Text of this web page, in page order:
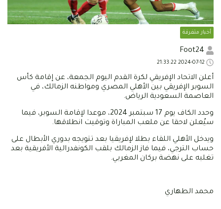
أخبار متفرقة
أعلن الاتحاد الإفريقي لكرة القدم اليوم الجمعة، عن إقامة كأس
السوبر الإفريقي بين الأهلي المصري ومواطنه الزمالك، في
العاصمة السعودية الرياض.
وحدد الكاف يوم 17 سبتمبر 2024، موعدا لإقامة السوبر، فيما
سيُعلن لاحقا عن ملعب المباراة وتوقيت انطلاقها.
ويدخل الأهلي اللقاء بطلا لإفريقيا بعد تتويجه بدوري الأبطال على
حساب الترجي، فيما فاز الزمالك بلقب الكونفدرالية الأفريقية بعد
تغلبه على نهضة بركان المغربي.
محمد الطهاري